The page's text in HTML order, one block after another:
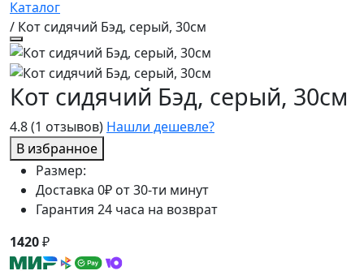
Каталог
/ Кот сидячий Бэд, серый, 30см
4.8(1 отзывов) Нашли дешевле?
В избранное
Кот сидячий Бэд, серый, 30см
Размер:
Доставка 0₽ от 30-ти минут
Гарантия 24 часа на возврат
1420₽